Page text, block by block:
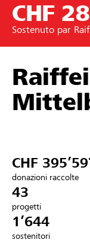
Sostenere
Aiuto &
Partner /
Collegarsi
Registrazione
Trova progetti e
CHF
Sostenuto par
CHF
donazioni raccolte
43
progetti
1’644
sostenitori